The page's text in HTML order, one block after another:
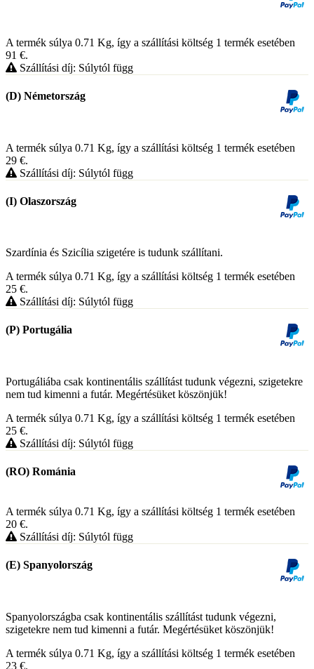
A termék súlya 0.71 Kg, így a szállítási költség 1 termék esetében
91 €.
Szállítási díj: Súlytól függ
(D) Németország
A termék súlya 0.71 Kg, így a szállítási költség 1 termék esetében
29 €.
Szállítási díj: Súlytól függ
(I) Olaszország
Szardínia és Szicília szigetére is tudunk szállítani.
A termék súlya 0.71 Kg, így a szállítási költség 1 termék esetében
25 €.
Szállítási díj: Súlytól függ
(P) Portugália
Portugáliába csak kontinentális szállítást tudunk végezni, szigetekre
nem tud kimenni a futár. Megértésüket köszönjük!
A termék súlya 0.71 Kg, így a szállítási költség 1 termék esetében
25 €.
Szállítási díj: Súlytól függ
(RO) Románia
A termék súlya 0.71 Kg, így a szállítási költség 1 termék esetében
20 €.
Szállítási díj: Súlytól függ
(E) Spanyolország
Spanyolországba csak kontinentális szállítást tudunk végezni,
szigetekre nem tud kimenni a futár. Megértésüket köszönjük!
A termék súlya 0.71 Kg, így a szállítási költség 1 termék esetében
23 €.